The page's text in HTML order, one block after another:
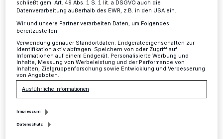
Mettmann·Insgesamt 600.000 Euro stellt die
Miteinander von Menschen mit und ohne Behinderung
zu stärken. Mit dem Inklusionsscheck werden gute
Ideen und Aktivitäten vor Ort mit 2.000 Euro pro
Scheck unterstützt, insgesamt 300 dieser Schecks
stehen landesweit zur Verfügung.
13.07.2020 , 11:25 Uhr
schließt gem. Art. 49 Abs. 1 S. 1 lit. a DSGVO auch die
Datenverarbeitung außerhalb des EWR, z.B. in den USA ein.
Wir und unsere Partner verarbeiten Daten, um Folgendes
bereitzustellen:
Verwendung genauer Standortdaten. Endgeräteeigenschaften zur
Identifikation aktiv abfragen. Speichern von oder Zugriff auf
Informationen auf einem Endgerät. Personalisierte Werbung und
Inhalte, Messung von Werbeleistung und der Performance von
Inhalten, Zielgruppenforschung sowie Entwicklung und Verbesserung
von Angeboten.
Ausführliche Informationen
Impressum
Datenschutz